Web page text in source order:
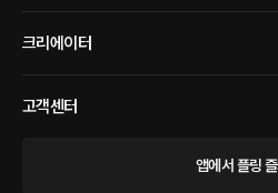
크리에이터
고객센터
앱에서 플링 즐